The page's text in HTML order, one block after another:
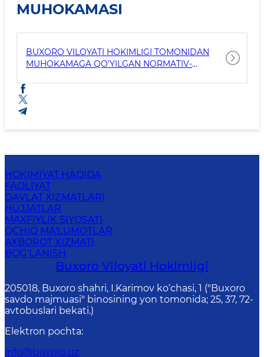
MUHOKAMASI
BUXORO VILOYATI HOKIMLIGI TOMONIDAN
MUHOKAMAGA QO'YILGAN NORMATIV-
HOKIMIYAT HAQIDA
FAOLIYAT
DAVLAT XIZMATLARI
HUJJATLAR
MAXFIYLIK SIYOSATI
OCHIQ MA'LUMOTLAR
AXBOROT XIZMATI
BOG‘LANISH
Buxoro Viloyati Hokimligi
205018, Buхоrо shahri, I.Karimov ko‘chаsi, 1 ("Buxoro
savdo majmuasi" binosining yon tomonida; 25, 37, 72-
avtobuslari bekati.)
Elektron pochta:
info@buxoro.uz